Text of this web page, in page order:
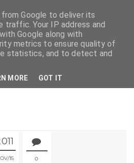
15 0
Google to deliver its
traffic. Your IP address and
Google along with
metrics to ensure quality of
statistics, and to detect and
MORE GOT IT